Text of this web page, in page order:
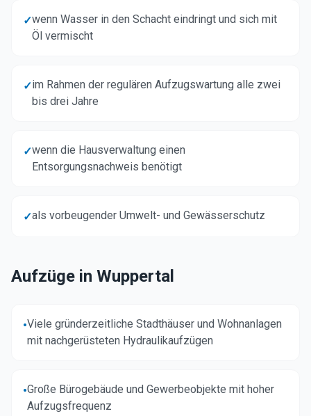
✓wenn Wasser in den Schacht eindringt und sich mit
Öl vermischt
✓im Rahmen der regulären Aufzugswartung alle zwei
bis drei Jahre
✓wenn die Hausverwaltung einen
Entsorgungsnachweis benötigt
✓als vorbeugender Umwelt- und Gewässerschutz
Aufzüge in Wuppertal
•Viele gründerzeitliche Stadthäuser und Wohnanlagen
mit nachgerüsteten Hydraulikaufzügen
•Große Bürogebäude und Gewerbeobjekte mit hoher
Aufzugsfrequenz